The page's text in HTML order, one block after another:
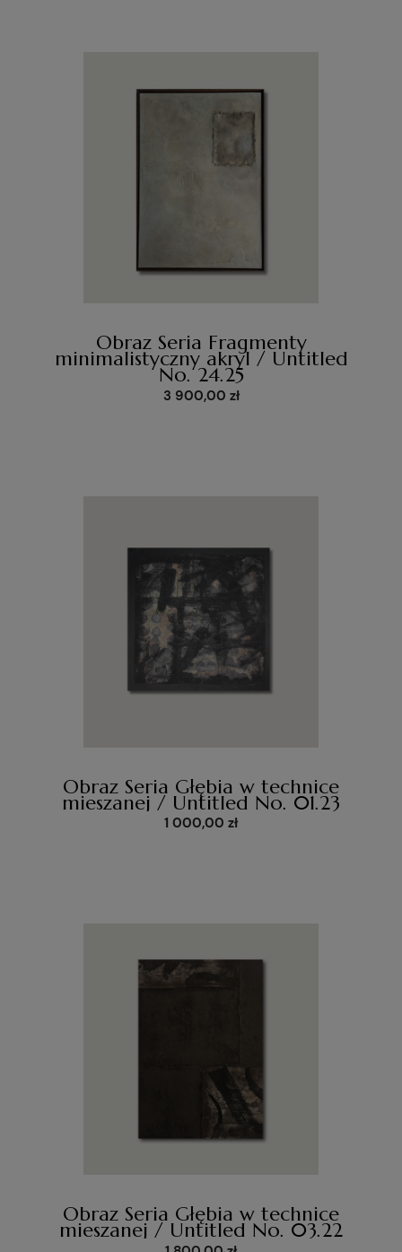
Obraz Seria Fragmenty
minimalistyczny akryl / Untitled
No. 24.25
3 900,00 zł
Obraz Seria Głębia w technice
mieszanej / Untitled No. 01.23
1 000,00 zł
Obraz Seria Głębia w technice
mieszanej / Untitled No. 03.22